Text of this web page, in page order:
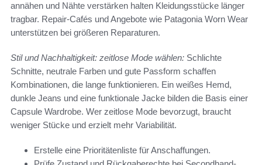
annähen und Nähte verstärken halten Kleidungsstücke länger
tragbar. Repair-Cafés und Angebote wie Patagonia Worn Wear
unterstützen bei größeren Reparaturen.
Stil und Nachhaltigkeit: zeitlose Mode wählen: Schlichte
Schnitte, neutrale Farben und gute Passform schaffen
Kombinationen, die lange funktionieren. Ein weißes Hemd,
dunkle Jeans und eine funktionale Jacke bilden die Basis einer
Capsule Wardrobe. Wer zeitlose Mode bevorzugt, braucht
weniger Stücke und erzielt mehr Variabilität.
Erstelle eine Prioritätenliste für Anschaffungen.